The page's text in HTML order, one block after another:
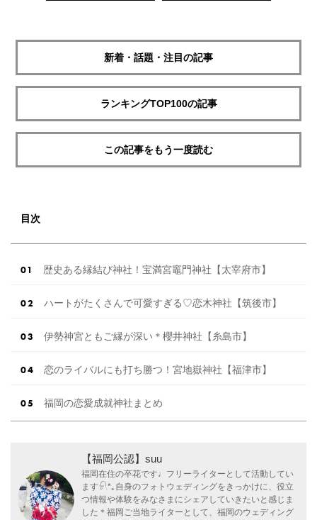
新着・話題・注目の記事
ランキングTOP100の記事
この記事をもう一度読む
目次
歴史ある縁結び神社！宝満宮竈門神社【太宰府市】
ハートがたくさんで可愛すぎる♡恋木神社【筑後市】
伊勢神宮ともご縁が深い＊櫻井神社【糸島市】
恋のライバルにも打ち勝つ！宮地嶽神社【福津市】
福岡の恋愛成就神社まとめ
【福岡公認】suu
福岡在住の卒花です♩フリーライターとして活動してい
ます𓍯*｡自身のフォトウェディングをきっかけに、役立
つ情報や体験をみなさまにシェアしていきたいと感じま
した＊福岡ご当地ライターとして、福岡のウェディング